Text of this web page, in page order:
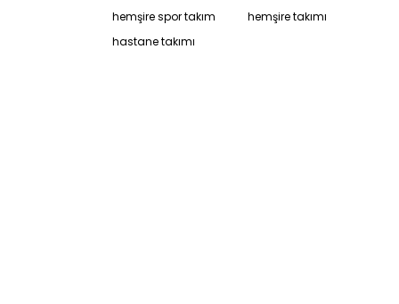
hemşire spor takım
hemşire takımı
hastane takımı